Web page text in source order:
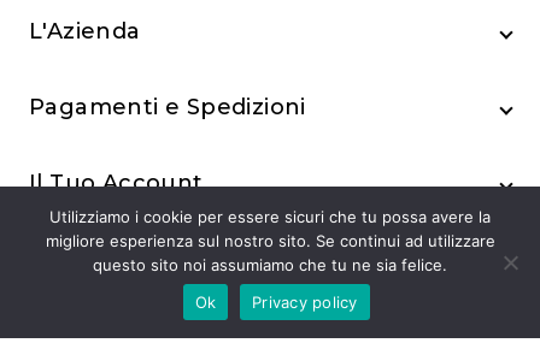
L'Azienda
Pagamenti e Spedizioni
Il Tuo Account
© 2024 Idea Store Srl
Utilizziamo i cookie per essere sicuri che tu possa avere la
migliore esperienza sul nostro sito. Se continui ad utilizzare
questo sito noi assumiamo che tu ne sia felice.
Ok
Privacy policy